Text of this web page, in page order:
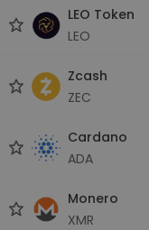
LEO Token
LEO
Zcash
ZEC
Cardano
ADA
Monero
XMR